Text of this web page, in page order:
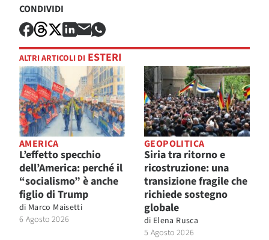
CONDIVIDI
ALTRI ARTICOLI DI ESTERI
AMERICA
L’effetto specchio
dell’America: perché il
“socialismo” è anche
figlio di Trump
di Marco Maisetti
6 Agosto 2026
GEOPOLITICA
Siria tra ritorno e
ricostruzione: una
transizione fragile che
richiede sostegno
globale
di Elena Rusca
5 Agosto 2026